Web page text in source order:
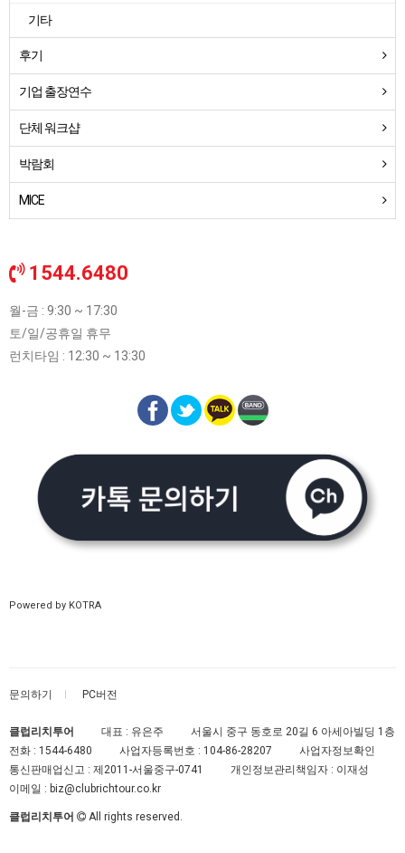
기타
후기
기업 출장연수
단체 워크샵
박람회
MICE
1544.6480
월-금 : 9:30 ~ 17:30
토/일/공휴일 휴무
런치타임 : 12:30 ~ 13:30
Powered by KOTRA
문의하기 PC버전
클럽리치투어 대표 : 유은주
서울시 중구 동호로 20길 6 아세아빌딩 1층
전화 : 1544-6480 사업자등록번호 : 104-86-28207
사업자정보확인
통신판매업신고 : 제2011-서울중구-0741
개인정보관리책임자 : 이재성
이메일 : biz@clubrichtour.co.kr
클럽리치투어 All rights reserved.